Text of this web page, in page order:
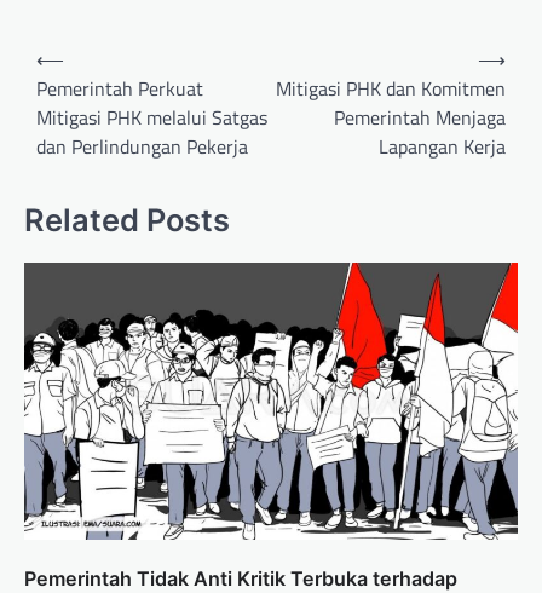
Post
navigation
⟵
Pemerintah Perkuat
Mitigasi PHK melalui Satgas
dan Perlindungan Pekerja
Mitigasi PHK dan Komitmen
Pemerintah Menjaga
Lapangan Kerja
⟶
Related Posts
Pemerintah Tidak Anti Kritik Terbuka terhadap